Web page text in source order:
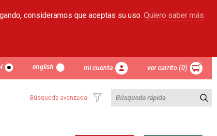
consideramos que aceptas su uso. Quiero saber más
english mi cuenta ver carrito (0)
Búsqueda avanzada